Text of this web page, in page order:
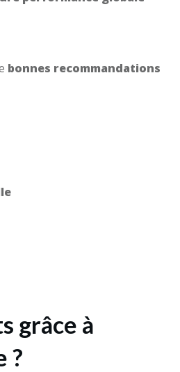
bonnes recommandations
grâce à
?